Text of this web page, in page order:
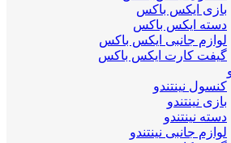
بازی ایکس باکس
دسته ایکس باکس
لوازم جانبی ایکس باکس
گیفت کارت ایکس باکس
کنسول نینتندو
بازی نینتندو
دسته نینتندو
لوازم جانبی نینتندو